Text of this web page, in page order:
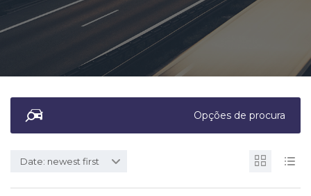
Opções de procura
Date: newest first